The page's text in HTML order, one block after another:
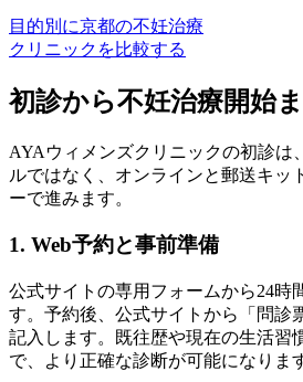
目的別に京都の不妊治療
クリニックを比較する
初診から不妊治療開始
AYAウィメンズクリニックの初診は
ルではなく、オンラインと郵送キッ
ーで進みます。
1. Web予約と事前準備
公式サイトの専用フォームから24時
す。予約後、公式サイトから「問診
記入します。既往歴や現在の生活習
で、より正確な診断が可能になりま